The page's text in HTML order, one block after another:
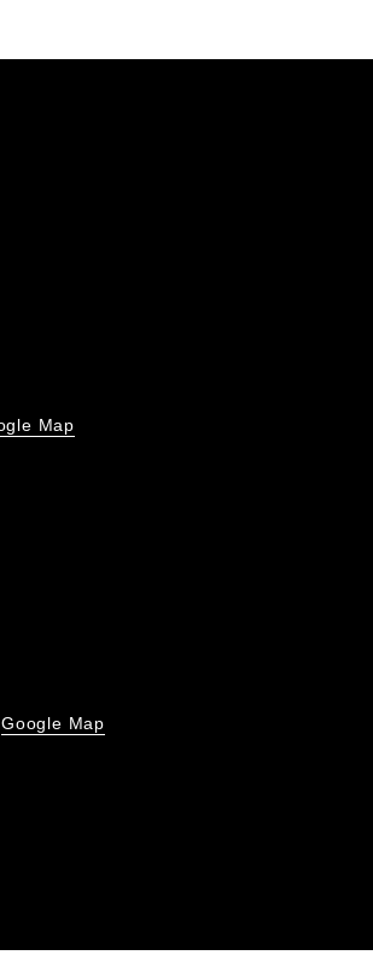
Map
Google Map